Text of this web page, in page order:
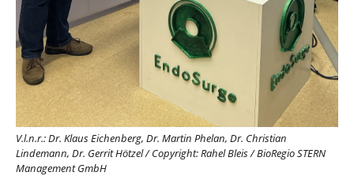
V.l.n.r.:Dr. Klaus Eichenberg, Dr. Martin Phelan, Dr. Christian
Lindemann, Dr. Gerrit Hötzel/Copyright: Rahel Bleis / BioRegio STERN
Management GmbH